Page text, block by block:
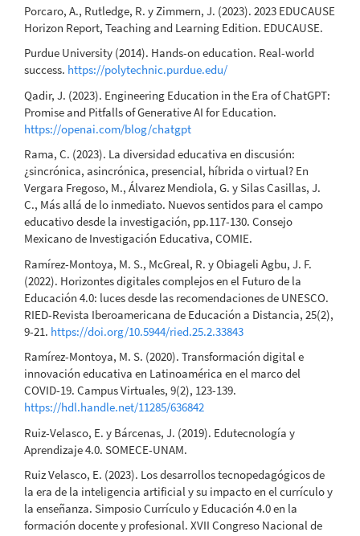
Porcaro, A., Rutledge, R. y Zimmern, J. (2023). 2023 EDUCAUSE
Horizon Report, Teaching and Learning Edition. EDUCAUSE.
Purdue University (2014). Hands-on education. Real-world
success. https://polytechnic.purdue.edu/
Qadir, J. (2023). Engineering Education in the Era of ChatGPT:
Promise and Pitfalls of Generative AI for Education.
https://openai.com/blog/chatgpt
Rama, C. (2023). La diversidad educativa en discusión:
¿sincrónica, asincrónica, presencial, híbrida o virtual? En
Vergara Fregoso, M., Álvarez Mendiola, G. y Silas Casillas, J.
C., Más allá de lo inmediato. Nuevos sentidos para el campo
educativo desde la investigación, pp.117-130. Consejo
Mexicano de Investigación Educativa, COMIE.
Ramírez-Montoya, M. S., McGreal, R. y Obiageli Agbu, J. F.
(2022). Horizontes digitales complejos en el Futuro de la
Educación 4.0: luces desde las recomendaciones de UNESCO.
RIED-Revista Iberoamericana de Educación a Distancia, 25(2),
9-21. https://doi.org/10.5944/ried.25.2.33843
Ramírez-Montoya, M. S. (2020). Transformación digital e
innovación educativa en Latinoamérica en el marco del
COVID-19. Campus Virtuales, 9(2), 123-139.
https://hdl.handle.net/11285/636842
Ruiz-Velasco, E. y Bárcenas, J. (2019). Edutecnología y
Aprendizaje 4.0. SOMECE-UNAM.
Ruiz Velasco, E. (2023). Los desarrollos tecnopedagógicos de
la era de la inteligencia artificial y su impacto en el currículo y
la enseñanza. Simposio Currículo y Educación 4.0 en la
formación docente y profesional. XVII Congreso Nacional de